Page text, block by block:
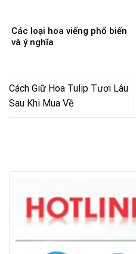
Các loại hoa viếng phổ biến
và ý nghĩa
Cách Giữ Hoa Tulip Tươi Lâu
Sau Khi Mua Về